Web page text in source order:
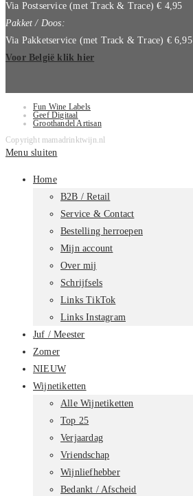
Via Postservice (met Track & Trace) € 4,95
Pakket / Doos:
Via Pakketservice (met Track & Trace) € 6,95
Voor België klik hier
Fun Wine Labels
Geef Digitaal
Groothandel Artisan
Copyright mamadrinktwijn.nl
Menu sluiten
Home
B2B / Retail
Service & Contact
Bestelling herroepen
Mijn account
Over mij
Schrijfsels
Links TikTok
Links Instagram
Juf / Meester
Zomer
NIEUW
Wijnetiketten
Alle Wijnetiketten
Top 25
Verjaardag
Vriendschap
Wijnliefhebber
Bedankt / Afscheid